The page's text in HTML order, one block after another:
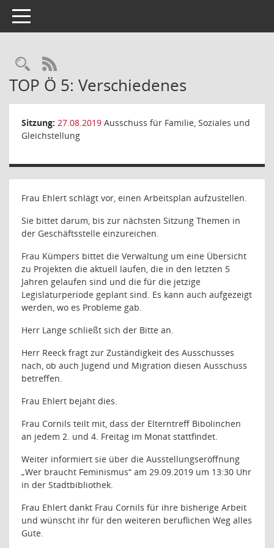
Toggle navigation
Rechercheauswahl
RSS-Feed
TOP Ö 5: Verschiedenes
Sitzung: 27.08.2019 Ausschuss für Familie, Soziales und
Gleichstellung
Frau Ehlert schlägt vor, einen Arbeitsplan aufzustellen.
Sie bittet darum, bis zur nächsten Sitzung Themen in
der Geschäftsstelle einzureichen.
Frau Kümpers bittet die Verwaltung um eine Übersicht
zu Projekten die aktuell laufen, die in den letzten 5
Jahren gelaufen sind und die für die jetzige
Legislaturperiode geplant sind. Es kann auch aufgezeigt
werden, wo es Probleme gab.
Herr Lange schließt sich der Bitte an.
Herr Reeck fragt zur Zuständigkeit des Ausschusses
nach, ob auch Jugend und Migration diesen Ausschuss
betreffen.
Frau Ehlert bejaht dies.
Frau Cornils teilt mit, dass der Elterntreff Bibolinchen
an jedem 2. und 4. Freitag im Monat stattfindet.
Weiter informiert sie über die Ausstellungseröffnung
„Wer braucht Feminismus“ am 29.09.2019 um 13:30 Uhr
in der Stadtbibliothek.
Frau Ehlert dankt Frau Cornils für ihre bisherige Arbeit
und wünscht ihr für den weiteren beruflichen Weg alles
Gute.